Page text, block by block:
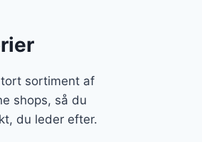
sortiment af
shops, så du
du leder efter.